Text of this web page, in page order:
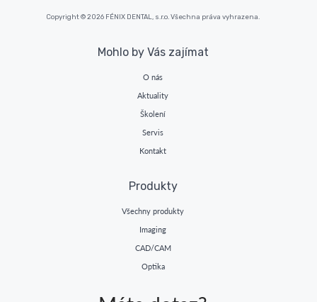
Copyright © 2026 FÉNIX DENTAL, s.r.o. Všechna práva vyhrazena.
Mohlo by Vás zajímat
O nás
Aktuality
Školení
Servis
Kontakt
Produkty
Všechny produkty
Imaging
CAD/CAM
Optika